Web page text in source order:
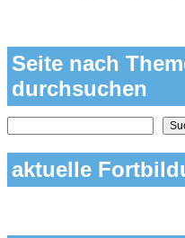
Seite nach
durchsuchen
Nach Themen und Inhalten
aktuelle